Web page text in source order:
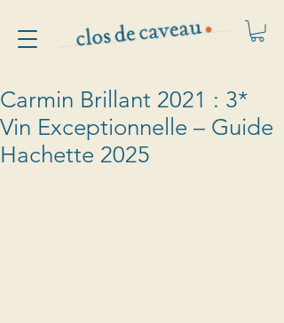
Carmin Brillant 2021 : 3*
Vin Exceptionnelle – Guide
Hachette 2025